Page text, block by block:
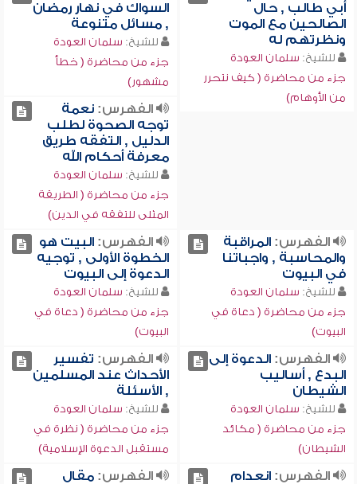
أبي طالب , حال
الصالحين مع الموت
ونظرتهم له
للشيخ: سلمان العودة
جزء من محاضرة ( كيف نتحرر
من الأوهام)
السواك في نهار رمضان
, مسائل متنوعة
للشيخ: سلمان العودة
جزء من محاضرة ( خطأ
مشهور)
الفهرس:نعمة
توجه الصحوة لطلب
الدليل , التفقه طريق
معرفة أحكام الله
للشيخ: سلمان العودة
جزء من محاضرة ( الطريقة
المثلى للتفقه في الدين)
الفهرس:المراقبة
والمحاسبة , واجباتنا
في البيوت
للشيخ: سلمان العودة
جزء من محاضرة ( دعاة في
البيوت)
الفهرس:البيت هو
الخطوة الأولى , توجيه
الدعوة إلى البيوت
للشيخ: سلمان العودة
جزء من محاضرة ( دعاة في
البيوت)
الفهرس:الدعوة إلى
البدع , أساليب
الشيطان
للشيخ: سلمان العودة
جزء من محاضرة ( مكائد
الشيطان)
الفهرس: تفسير
الأحداث عند المسلمين
, الأسئلة
للشيخ: سلمان العودة
جزء من محاضرة ( نظرة في
مستقبل الدعوة الإسلامية)
الفهرس:انعدام
الفهرس:مقال